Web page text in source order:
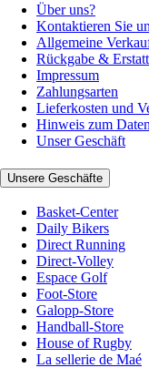
Über uns?
Kontaktieren Sie
Allgemeine
Rückgabe &
Impressum
Zahlungsarten
Lieferkosten und
Hinweis zum
Unser Geschäft
Unsere Geschäfte
Basket-Center
Daily Bikers
Direct Running
Direct-Volley
Espace Golf
Foot-Store
Galopp-Store
Handball-Store
House of Rugby
La sellerie de Maé